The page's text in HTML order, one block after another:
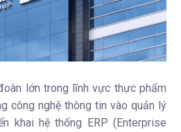
lớn trong lĩnh vực thực phẩm
công nghệ thông tin vào quản lý
khai hệ thống ERP (Enterprise